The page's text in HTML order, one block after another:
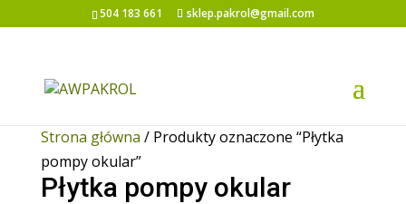
504 183 661 sklep.pakrol@gmail.com
Strona główna / Produkty oznaczone “Płytka
pompy okular”
Płytka pompy okular